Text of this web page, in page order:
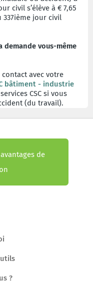
civil s’élève à € 7,65
337ième jour civil
vous-même
avec votre
bâtiment - industrie
CSC si vous
(du travail).
de
?